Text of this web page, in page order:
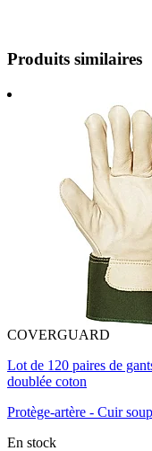
Produits similaires
COVERGUARD
Lot de 120 paires de
doublée coton
Protège-artère - Cuir
En stock